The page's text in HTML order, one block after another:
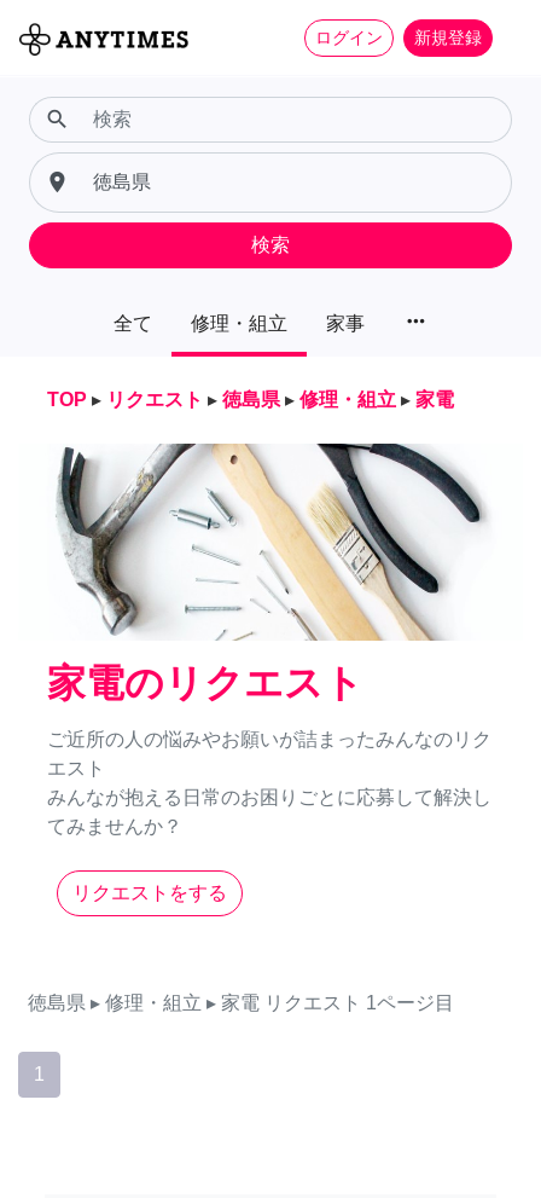
ログイン 新規登録
全て 修理・組立 家事 more_horiz
search
place
検索
TOP ▸ リクエスト ▸ 徳島県 ▸ 修理・組立 ▸ 家電
家電のリクエスト
ご近所の人の悩みやお願いが詰まったみんなのリク
エスト
みんなが抱える日常のお困りごとに応募して解決し
てみませんか？
リクエストをする
徳島県 ▸ 修理・組立 ▸ 家電 リクエスト 1ページ目
1